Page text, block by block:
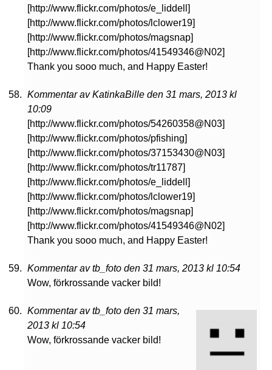
[http://www.flickr.com/photos/e_liddell]
[http://www.flickr.com/photos/lclower19]
[http://www.flickr.com/photos/magsnap]
[http://www.flickr.com/photos/41549346@N02]
Thank you sooo much, and Happy Easter!
Kommentar av KatinkaBille den 31 mars, 2013 kl
10:09
[http://www.flickr.com/photos/54260358@N03]
[http://www.flickr.com/photos/pfishing]
[http://www.flickr.com/photos/37153430@N03]
[http://www.flickr.com/photos/tr11787]
[http://www.flickr.com/photos/e_liddell]
[http://www.flickr.com/photos/lclower19]
[http://www.flickr.com/photos/magsnap]
[http://www.flickr.com/photos/41549346@N02]
Thank you sooo much, and Happy Easter!
Kommentar av tb_foto den 31 mars, 2013 kl 10:54
Wow, förkrossande vacker bild!
Kommentar av tb_foto den 31 mars,
2013 kl 10:54
Wow, förkrossande vacker bild!